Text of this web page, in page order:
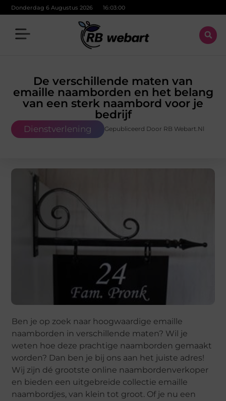
Donderdag 6 Augustus 2026 16:03:01
De verschillende maten van
emaille naamborden en het belang
van een sterk naambord voor je
bedrijf
Dienstverlening Gepubliceerd Door RB Webart.nl
Ben je op zoek naar hoogwaardige emaille
naamborden in verschillende maten? Wil je
weten hoe deze prachtige naamborden gemaakt
worden? Dan ben je bij ons aan het juiste adres!
Wij zijn dé grootste online naambordenverkoper
en bieden een uitgebreide collectie emaille
naambordjes, van klein tot groot. Of je nu een